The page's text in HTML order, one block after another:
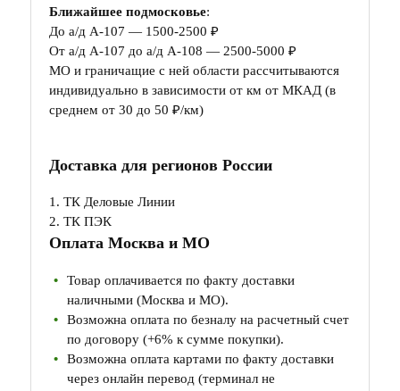
Ближайшее подмосковье:
До а/д А-107 — 1500-2500 ₽
От а/д А-107 до а/д А-108 — 2500-5000 ₽
МО и граничащие с ней области рассчитываются
индивидуально в зависимости от км от МКАД (в
среднем от 30 до 50 ₽/км)
Доставка для регионов России
1. ТК Деловые Линии
2. ТК ПЭК
Оплата Москва и МО
Товар оплачивается по факту доставки
наличными (Москва и МО).
Возможна оплата по безналу на расчетный счет
по договору (+6% к сумме покупки).
Возможна оплата картами по факту доставки
через онлайн перевод (терминал не